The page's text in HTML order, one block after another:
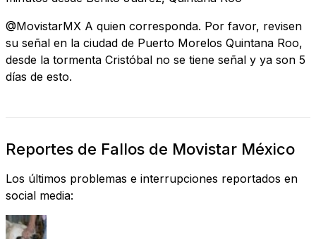
@MovistarMX A quien corresponda. Por favor, revisen
su señal en la ciudad de Puerto Morelos Quintana Roo,
desde la tormenta Cristóbal no se tiene señal y ya son 5
días de esto.
Reportes de Fallos de Movistar México
Los últimos problemas e interrupciones reportados en
social media: